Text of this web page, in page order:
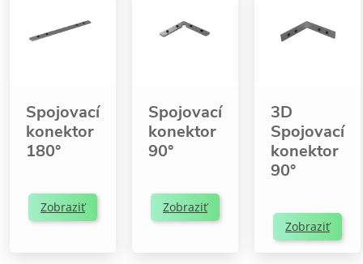
Spojovací
konektor
180°
Zobraziť
Spojovací
konektor
90°
Zobraziť
3D
Spojovací
konektor
90°
Zobraziť